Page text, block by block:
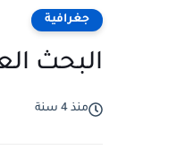
جغرافية
البحث
منذ 4 سنة